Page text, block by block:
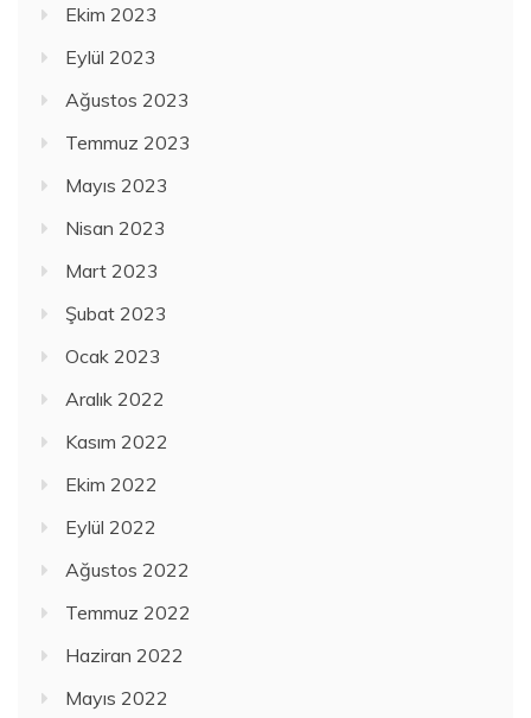
Ekim 2023
Eylül 2023
Ağustos 2023
Temmuz 2023
Mayıs 2023
Nisan 2023
Mart 2023
Şubat 2023
Ocak 2023
Aralık 2022
Kasım 2022
Ekim 2022
Eylül 2022
Ağustos 2022
Temmuz 2022
Haziran 2022
Mayıs 2022